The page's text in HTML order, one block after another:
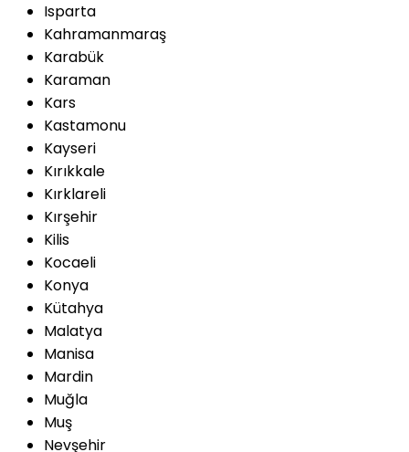
Isparta
Kahramanmaraş
Karabük
Karaman
Kars
Kastamonu
Kayseri
Kırıkkale
Kırklareli
Kırşehir
Kilis
Kocaeli
Konya
Kütahya
Malatya
Manisa
Mardin
Muğla
Muş
Nevşehir